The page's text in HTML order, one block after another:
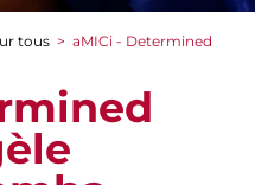
tous > aMICi - Determined